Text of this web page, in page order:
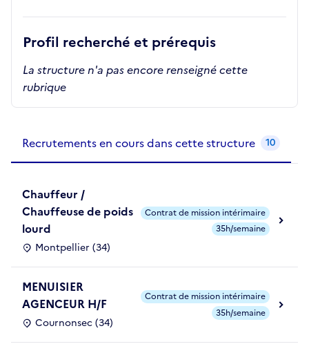
Profil recherché et prérequis
La structure n'a pas encore renseigné cette
rubrique
Recrutements en cours dans cette structure 10
Chauffeur /
Chauffeuse de poids
lourd
Montpellier (34)
Contrat de mission intérimaire
35h/semaine
MENUISIER
AGENCEUR H/F
Cournonsec (34)
Contrat de mission intérimaire
35h/semaine